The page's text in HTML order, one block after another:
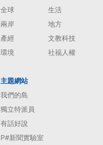
全球
生活
兩岸
地方
產經
文教科技
環境
社福人權
主題網站
我們的島
獨立特派員
有話好說
P#新聞實驗室